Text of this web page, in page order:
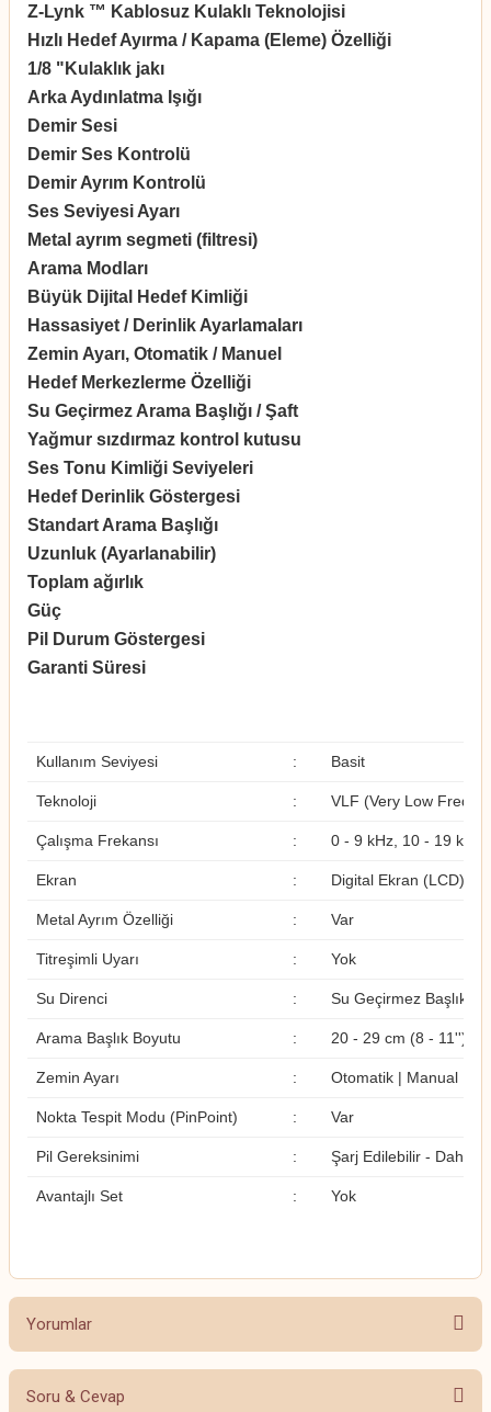
Z-Lynk ™ Kablosuz Kulaklı Teknolojisi
Hızlı Hedef Ayırma / Kapama (Eleme) Özelliği
1/8 "Kulaklık jakı
Arka Aydınlatma Işığı
Demir Sesi
Demir Ses Kontrolü
Demir Ayrım Kontrolü
Ses Seviyesi Ayarı
Metal ayrım segmeti (filtresi)
Arama Modları
Büyük Dijital Hedef Kimliği
Hassasiyet / Derinlik Ayarlamaları
Zemin Ayarı, Otomatik / Manuel
Hedef Merkezlerme Özelliği
Su Geçirmez Arama Başlığı / Şaft
Yağmur sızdırmaz kontrol kutusu
Ses Tonu Kimliği Seviyeleri
Hedef Derinlik Göstergesi
Standart Arama Başlığı
Uzunluk (Ayarlanabilir)
Toplam ağırlık
Güç
Pil Durum Göstergesi
Garanti Süresi
Kullanım Seviyesi : Basit
Teknoloji : VLF (Very Low
Çalışma Frekansı : 0 - 9 kHz, 10 - 19
Ekran : Digital Ekran (LCD)
Metal Ayrım Özelliği : Var
Titreşimli Uyarı : Yok
Su Direnci : Su Geçirmez Başlık,
Arama Başlık Boyutu : 20 - 29 cm (8 - 11'')
Zemin Ayarı : Otomatik | Manual
Nokta Tespit Modu (PinPoint) : Var
Pil Gereksinimi : Şarj Edilebilir - Dahili
Avantajlı Set : Yok
Yorumlar
Soru & Cevap